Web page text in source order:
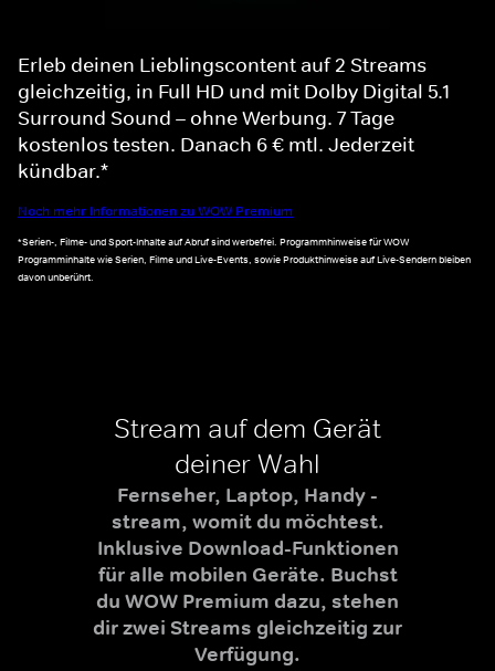
Erleb deinen Lieblingscontent auf 2 Streams
gleichzeitig, in Full HD und mit Dolby Digital 5.1
Surround Sound – ohne Werbung. 7 Tage
kostenlos testen. Danach 6 € mtl. Jederzeit
kündbar.*
Noch mehr Informationen zu WOW Premium
*Serien-, Filme- und Sport-Inhalte auf Abruf sind werbefrei. Programmhinweise für WOW
Programminhalte wie Serien, Filme und Live-Events, sowie Produkthinweise auf Live-Sendern bleiben
davon unberührt.
Stream auf dem Gerät
deiner Wahl
Fernseher, Laptop, Handy -
stream, womit du möchtest.
Inklusive Download-Funktionen
für alle mobilen Geräte. Buchst
du WOW Premium dazu, stehen
dir zwei Streams gleichzeitig zur
Verfügung.